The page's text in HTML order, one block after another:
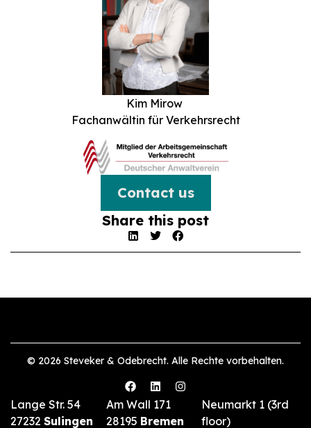
Kim Mirow
Fachanwältin für Verkehrsrecht
Contact us
Share this post
© 2026 Steveker & Odebrecht. Alle Rechte vorbehalten.
Lange Str. 54
27232 Sulingen
Am Wall 171
28195 Bremen
Neumarkt 1 (3rd
floor)